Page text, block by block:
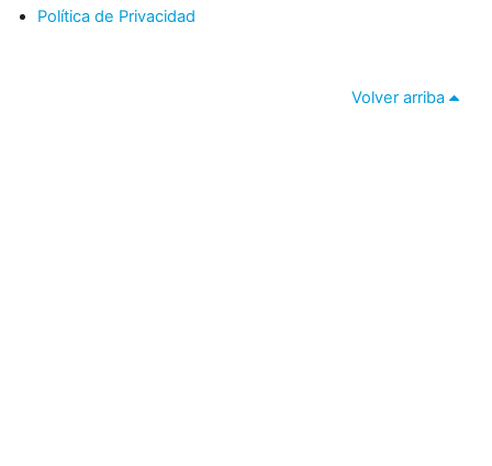
Política de Privacidad
Volver arriba